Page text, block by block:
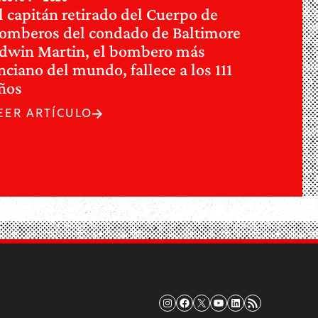
capitán retirado del Cuerpo de
del condado de Baltimore
Martin, el bombero más
del mundo, fallece a los 111
ARTÍCULO
Instagram Facebook X YouTube LinkedIn Fuente RSS